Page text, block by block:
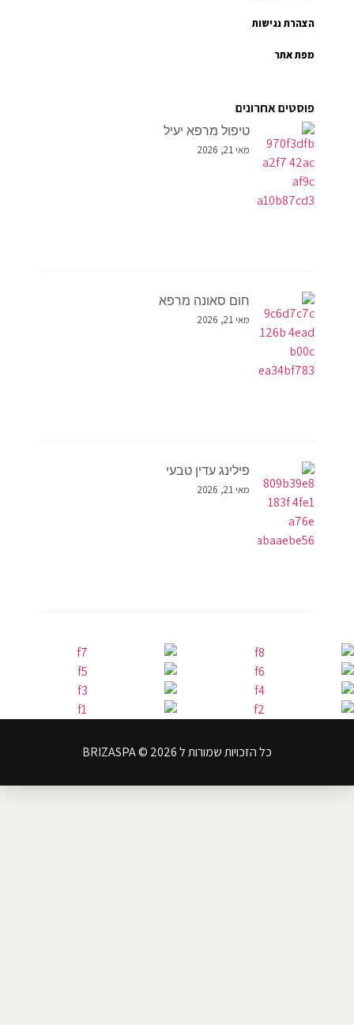
הצהרת נגישות
מפת אתר
פוסטים אחרונים
טיפול מרפא יעיל
מאי 21, 2026
חום סאונה מרפא
מאי 21, 2026
פילינג עדין טבעי
מאי 21, 2026
כל הזכויות שמורות ל BRIZASPA © 2026